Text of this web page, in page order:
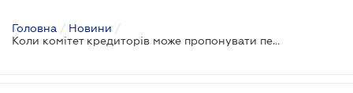
Головна / Новини /
Коли комітет кредиторів може пропонувати перехід до судової процедури банкрутства?